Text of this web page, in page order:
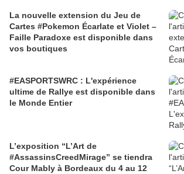
La nouvelle extension du Jeu de
Cartes #Pokemon Écarlate et Violet –
Faille Paradoxe est disponible dans
vos boutiques
#EASPORTSWRC : L'expérience
ultime de Rallye est disponible dans
le Monde Entier
L’exposition “L’Art de
#AssassinsCreedMirage” se tiendra
Cour Mably à Bordeaux du 4 au 12